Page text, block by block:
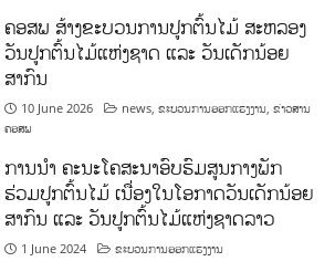
ຄອສພ ສ້າງຂະບວນການປູກຕົ້ນໄມ້ ສະຫລອງ
ວັນປູກຕົ້ນໄມ້ແຫ່ງຊາດ ແລະ ວັນເດັກນ້ອຍ
ສາກົນ
10 June 2026 news ,ຂະບວນການອອກແຮງງານ ,ຂ່າວສານ
ຄອສພ
ການນໍາ ຄະນະໂຄສະນາອົບຮົມສູນກາງພັກ
ຮ່ວມປູກຕົ້ນໄມ້ ເນື່ອງໃນໂອກາດວັນເດັກນ້ອຍ
ສາກົນ ແລະ ວັນປູກຕົ້ນໄມ້ແຫ່ງຊາດລາວ
1 June 2024 ຂະບວນການອອກແຮງງານ